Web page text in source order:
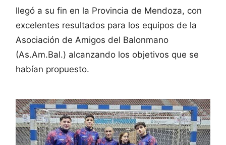
llegó a su fin en la Provincia de Mendoza, con
excelentes resultados para los equipos de la
Asociación de Amigos del Balonmano
(As.Am.Bal.) alcanzando los objetivos que se
habían propuesto.